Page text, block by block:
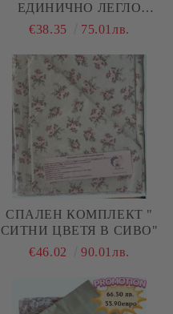
ЕДИНИЧНО ЛЕГЛО
"СТРЕЛКИ СИВ"
€38.35 75.01лв.
СПАЛЕН КОМПЛЕКТ "
СИТНИ ЦВЕТЯ В СИВО"
€46.02
90.01лв.